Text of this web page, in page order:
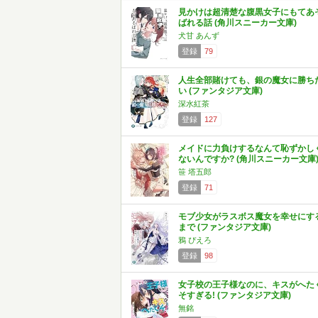
見かけは超清楚な腹黒女子にもてあ
ばれる話 (角川スニーカー文庫)
犬甘 あんず
登録
79
人生全部賭けても、銀の魔女に勝ち
い (ファンタジア文庫)
深水紅茶
登録
127
メイドに力負けするなんて恥ずかし
ないんですか? (角川スニーカー文庫)
笹 塔五郎
登録
71
モブ少女がラスボス魔女を幸せにす
まで (ファンタジア文庫)
鴉 ぴえろ
登録
98
女子校の王子様なのに、キスがへた
そすぎる! (ファンタジア文庫)
無銘